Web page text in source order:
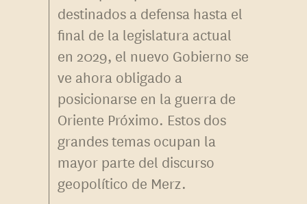
destinados a defensa hasta el
final de la legislatura actual
en 2029, el nuevo Gobierno se
ve ahora obligado a
posicionarse en la guerra de
Oriente Próximo. Estos dos
grandes temas ocupan la
mayor parte del discurso
geopolítico de Merz.